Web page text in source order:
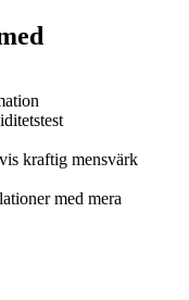
kraftig mensvärk
med mera